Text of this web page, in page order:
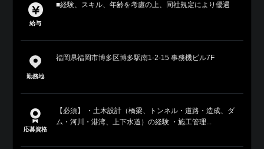
給与
■経験、スキル、年齢を考慮の上、同社規定により優遇
勤務地
福岡県福岡市博多区博多駅南1-2-15 事務機ビル7F
応募資格
【必須】 ・土木設計（橋梁、トンネル・道路・造成、ダ
ム・河川・港湾、上下水道）の経験 ・施工管理...